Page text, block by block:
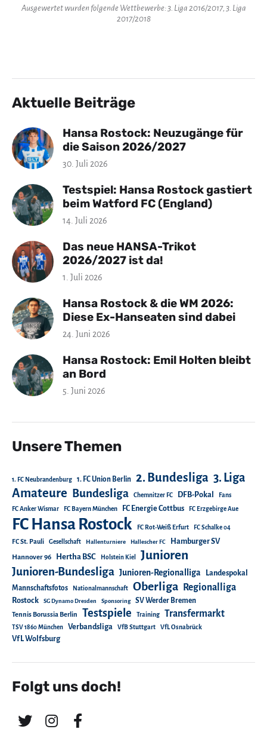
Ausgewertet wurden folgende Wettbewerbe: 3. Liga 2016/2017, 3. Liga
2017/2018
Aktuelle Beiträge
Hansa Rostock: Neuzugänge für
die Saison 2026/2027
30. Juli 2026
Testspiel: Hansa Rostock gastiert
beim Watford FC (England)
14. Juli 2026
Das neue HANSA-Trikot
2026/2027 ist da!
1. Juli 2026
Hansa Rostock & die WM 2026:
Diese Ex-Hanseaten sind dabei
24. Juni 2026
Hansa Rostock: Emil Holten bleibt
an Bord
5. Juni 2026
Unsere Themen
1. FC Neubrandenburg 1. FC Union Berlin 2. Bundesliga 3. Liga
Amateure Bundesliga Chemnitzer FC DFB-Pokal Fans
FC Anker Wismar FC Bayern München FC Energie Cottbus FC Erzgebirge Aue
FC Hansa Rostock FC Rot-Weiß Erfurt FC Schalke 04
FC St. Pauli Gesellschaft Hallenturniere Hallescher FC Hamburger SV
Hannover 96 Hertha BSC Holstein Kiel Junioren
Junioren-Bundesliga Junioren-Regionalliga
Landespokal
Mannschaftsfotos
Nationalmannschaft Oberliga Regionalliga
Rostock SG Dynamo Dresden Sponsoring SV Werder Bremen
Tennis Borussia Berlin Testspiele Training Transfermarkt
TSV 1860 München Verbandsliga VfB Stuttgart VfL Osnabrück
VfL Wolfsburg
Folgt uns doch!